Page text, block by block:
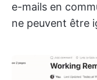
e-mails en
ne peuvent être